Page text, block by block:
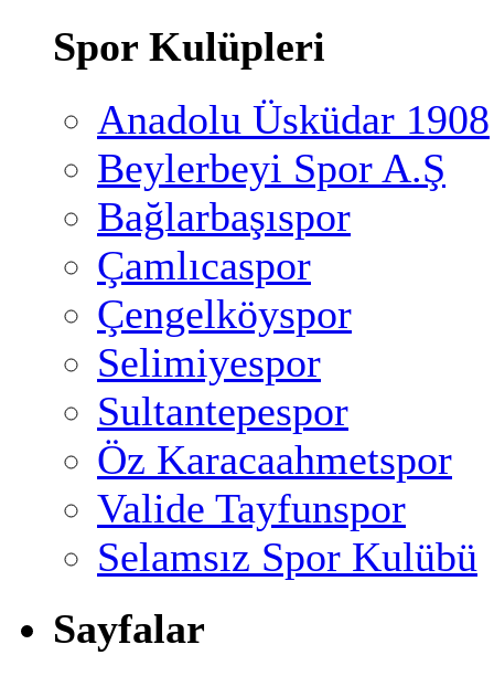
Spor Kulüpleri
Anadolu Üsküdar 1908
Beylerbeyi Spor A.Ş
Bağlarbaşıspor
Çamlıcaspor
Çengelköyspor
Selimiyespor
Sultantepespor
Öz Karacaahmetspor
Valide Tayfunspor
Selamsız Spor Kulübü
Sayfalar